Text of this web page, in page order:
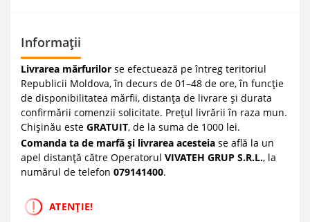
Informații
Livrarea mărfurilor se efectuează pe întreg teritoriul
Republicii Moldova, în decurs de 01–48 de ore, în funcție
de disponibilitatea mărfii, distanța de livrare și durata
confirmării comenzii solicitate. Prețul livrării în raza mun.
Chișinău este GRATUIT, de la suma de 1000 lei.
Comanda ta de marfă și livrarea acesteia se află la un
apel distanță către Operatorul VIVATEH GRUP S.R.L., la
numărul de telefon 079141400.
ATENȚIE!